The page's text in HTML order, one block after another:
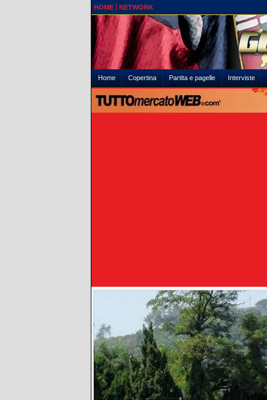
HOME NETWORK
Home Copertina Partita e pagelle Interviste